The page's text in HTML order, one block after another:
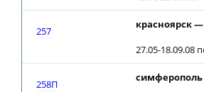
257
красноярск
27.05-18.09.08
258П